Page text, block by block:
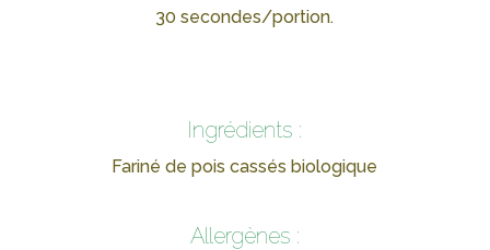
30 secondes/portion.
Ingrédients :
Fariné de pois cassés biologique
Allergènes :